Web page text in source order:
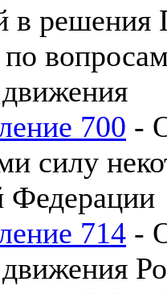
в решения
700 -
силу
Федерации
714 -